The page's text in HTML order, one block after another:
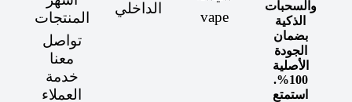
والسحبات
الذكية
بضمان
الجودة
الأصلية
100%.
استمتع
vape
الداخلي
المنتجات
تواصل
معنا
خدمة
العملاء